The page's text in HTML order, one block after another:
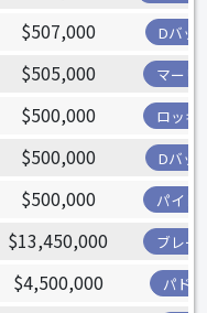
$507,000 Dバッ
$505,000 マーリ
$500,000 ロッキ
$500,000 Dバッ
$500,000 パイレ
$13,450,000 ブレー
$4,500,000 パド